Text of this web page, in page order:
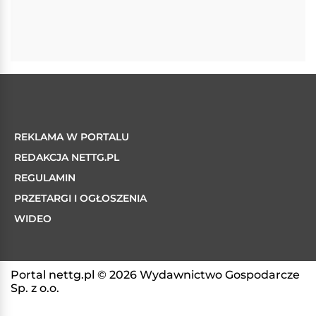
REKLAMA W PORTALU
REDAKCJA NETTG.PL
REGULAMIN
PRZETARGI I OGŁOSZENIA
WIDEO
Portal nettg.pl © 2026 Wydawnictwo Gospodarcze
Sp. z o.o.